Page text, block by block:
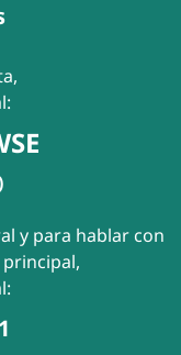
y para hablar con